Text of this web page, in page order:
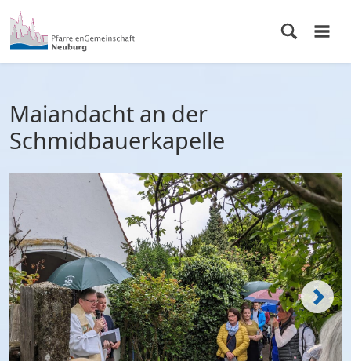
Maiandacht an der
Schmidbauerkapelle